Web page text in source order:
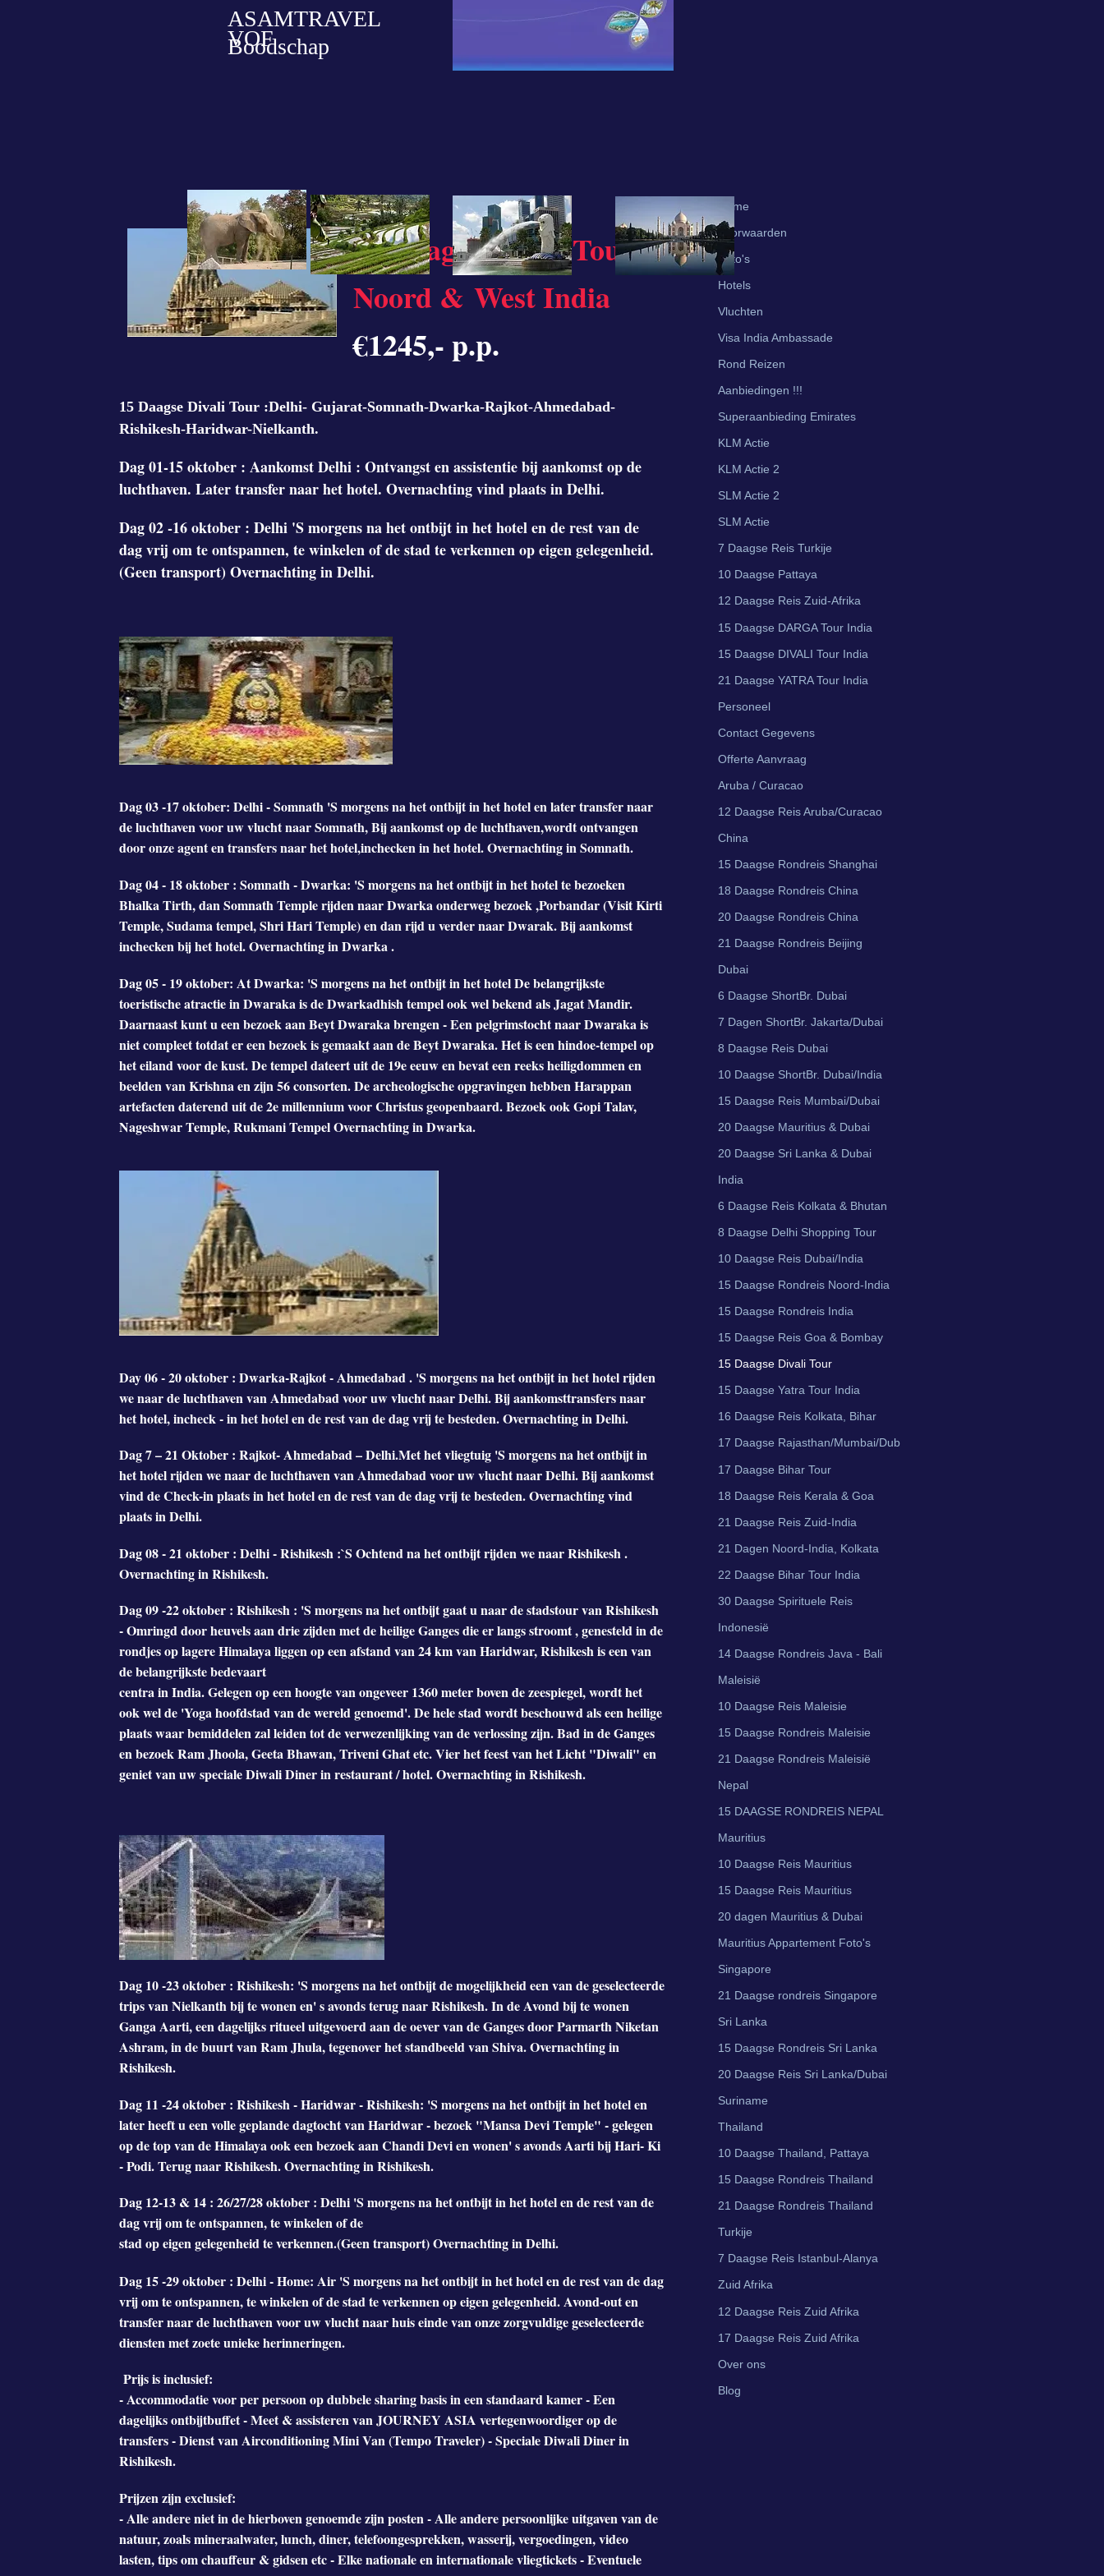
ASAMTRAVEL
VOF
Boodschap
15 DaagseDivali Tour
Noord & West India
€1245,- p.p.
15 Daagse Divali Tour :Delhi- Gujarat-Somnath-Dwarka-Rajkot-Ahmedabad-
Rishikesh-Haridwar-Nielkanth.
Dag 01-15 oktober : Aankomst Delhi : Ontvangst en assistentie bij aankomst op de
luchthaven. Later transfer naar het hotel. Overnachting vind plaats in Delhi.
Dag 02 -16 oktober : Delhi 'S morgens na het ontbijt in het hotel en de rest van de
dag vrij om te ontspannen, te winkelen of de stad te verkennen op eigen gelegenheid.
(Geen transport) Overnachting in Delhi.
Dag 03 -17 oktober: Delhi - Somnath 'S morgens na het ontbijt in het hotel en later transfer naar
de luchthaven voor uw vlucht naar Somnath, Bij aankomst op de luchthaven,wordt ontvangen
door onze agent en transfers naar het hotel,inchecken in het hotel. Overnachting in Somnath.
Dag 04 - 18 oktober : Somnath - Dwarka: 'S morgens na het ontbijt in het hotel te bezoeken
Bhalka Tirth, dan Somnath Temple rijden naar Dwarka onderweg bezoek ,Porbandar (Visit Kirti
Temple, Sudama tempel, Shri Hari Temple) en dan rijd u verder naar Dwarak. Bij aankomst
inchecken bij het hotel. Overnachting in Dwarka .
Dag 05 - 19 oktober: At Dwarka: 'S morgens na het ontbijt in het hotel De belangrijkste
toeristische atractie in Dwaraka is de Dwarkadhish tempel ook wel bekend als Jagat Mandir.
Daarnaast kunt u een bezoek aan Beyt Dwaraka brengen - Een pelgrimstocht naar Dwaraka is
niet compleet totdat er een bezoek is gemaakt aan de Beyt Dwaraka. Het is een hindoe-tempel op
het eiland voor de kust. De tempel dateert uit de 19e eeuw en bevat een reeks heiligdommen en
beelden van Krishna en zijn 56 consorten. De archeologische opgravingen hebben Harappan
artefacten daterend uit de 2e millennium voor Christus geopenbaard. Bezoek ook Gopi Talav,
Nageshwar Temple, Rukmani Tempel Overnachting in Dwarka.
Day 06 - 20 oktober : Dwarka-Rajkot - Ahmedabad . 'S morgens na het ontbijt in het hotel rijden
we naar de luchthaven van Ahmedabad voor uw vlucht naar Delhi. Bij aankomsttransfers naar
het hotel, incheck - in het hotel en de rest van de dag vrij te besteden. Overnachting in Delhi.
Dag 7 – 21 Oktober : Rajkot- Ahmedabad – Delhi.Met het vliegtuig 'S morgens na het ontbijt in
het hotel rijden we naar de luchthaven van Ahmedabad voor uw vlucht naar Delhi. Bij aankomst
vind de Check-in plaats in het hotel en de rest van de dag vrij te besteden. Overnachting vind
plaats in Delhi.
Dag 08 - 21 oktober : Delhi - Rishikesh :`S Ochtend na het ontbijt rijden we naar Rishikesh .
Overnachting in Rishikesh.
Dag 09 -22 oktober : Rishikesh : 'S morgens na het ontbijt gaat u naar de stadstour van Rishikesh
- Omringd door heuvels aan drie zijden met de heilige Ganges die er langs stroomt , genesteld in de
rondjes op lagere Himalaya liggen op een afstand van 24 km van Haridwar, Rishikesh is een van
de belangrijkste bedevaart
centra in India. Gelegen op een hoogte van ongeveer 1360 meter boven de zeespiegel, wordt het
ook wel de 'Yoga hoofdstad van de wereld genoemd'. De hele stad wordt beschouwd als een heilige
plaats waar bemiddelen zal leiden tot de verwezenlijking van de verlossing zijn. Bad in de Ganges
en bezoek Ram Jhoola, Geeta Bhawan, Triveni Ghat etc. Vier het feest van het Licht "Diwali" en
geniet van uw speciale Diwali Diner in restaurant / hotel. Overnachting in Rishikesh.
Dag 10 -23 oktober : Rishikesh: 'S morgens na het ontbijt de mogelijkheid een van de geselecteerde
trips van Nielkanth bij te wonen en' s avonds terug naar Rishikesh. In de Avond bij te wonen
Ganga Aarti, een dagelijks ritueel uitgevoerd aan de oever van de Ganges door Parmarth Niketan
Ashram, in de buurt van Ram Jhula, tegenover het standbeeld van Shiva. Overnachting in
Rishikesh.
Dag 11 -24 oktober : Rishikesh - Haridwar - Rishikesh: 'S morgens na het ontbijt in het hotel en
later heeft u een volle geplande dagtocht van Haridwar - bezoek "Mansa Devi Temple" - gelegen
op de top van de Himalaya ook een bezoek aan Chandi Devi en wonen' s avonds Aarti bij Hari- Ki
- Podi. Terug naar Rishikesh. Overnachting in Rishikesh.
Dag 12-13 & 14 : 26/27/28 oktober : Delhi 'S morgens na het ontbijt in het hotel en de rest van de
dag vrij om te ontspannen, te winkelen of de
stad op eigen gelegenheid te verkennen.(Geen transport) Overnachting in Delhi.
Dag 15 -29 oktober : Delhi - Home: Air 'S morgens na het ontbijt in het hotel en de rest van de dag
vrij om te ontspannen, te winkelen of de stad te verkennen op eigen gelegenheid. Avond-out en
transfer naar de luchthaven voor uw vlucht naar huis einde van onze zorgvuldige geselecteerde
diensten met zoete unieke herinneringen.
Prijs is inclusief:
- Accommodatie voor per persoon op dubbele sharing basis in een standaard kamer - Een
dagelijks ontbijtbuffet - Meet & assisteren van JOURNEY ASIA vertegenwoordiger op de
transfers - Dienst van Airconditioning Mini Van (Tempo Traveler) - Speciale Diwali Diner in
Rishikesh.
Prijzen zijn exclusief:
- Alle andere niet in de hierboven genoemde zijn posten - Alle andere persoonlijke uitgaven van de
natuur, zoals mineraalwater, lunch, diner, telefoongesprekken, wasserij, vergoedingen, video
lasten, tips om chauffeur & gidsen etc - Elke nationale en internationale vliegtickets - Eventuele
Home
Voorwaarden
Foto's
Hotels
Vluchten
Visa India Ambassade
Rond Reizen
Aanbiedingen !!!
Superaanbieding Emirates
KLM Actie
KLM Actie 2
SLM Actie 2
SLM Actie
7 Daagse Reis Turkije
10 Daagse Pattaya
12 Daagse Reis Zuid-Afrika
15 Daagse DARGA Tour India
15 Daagse DIVALI Tour India
21 Daagse YATRA Tour India
Personeel
Contact Gegevens
Offerte Aanvraag
Aruba / Curacao
12 Daagse Reis Aruba/Curacao
China
15 Daagse Rondreis Shanghai
18 Daagse Rondreis China
20 Daagse Rondreis China
21 Daagse Rondreis Beijing
Dubai
6 Daagse ShortBr. Dubai
7 Dagen ShortBr. Jakarta/Dubai
8 Daagse Reis Dubai
10 Daagse ShortBr. Dubai/India
15 Daagse Reis Mumbai/Dubai
20 Daagse Mauritius & Dubai
20 Daagse Sri Lanka & Dubai
India
6 Daagse Reis Kolkata & Bhutan
8 Daagse Delhi Shopping Tour
10 Daagse Reis Dubai/India
15 Daagse Rondreis Noord-India
15 Daagse Rondreis India
15 Daagse Reis Goa & Bombay
15 Daagse Divali Tour
15 Daagse Yatra Tour India
16 Daagse Reis Kolkata, Bihar
17 Daagse Rajasthan/Mumbai/Dub
17 Daagse Bihar Tour
18 Daagse Reis Kerala & Goa
21 Daagse Reis Zuid-India
21 Dagen Noord-India, Kolkata
22 Daagse Bihar Tour India
30 Daagse Spirituele Reis
Indonesië
14 Daagse Rondreis Java - Bali
Maleisië
10 Daagse Reis Maleisie
15 Daagse Rondreis Maleisie
21 Daagse Rondreis Maleisië
Nepal
15 DAAGSE RONDREIS NEPAL
Mauritius
10 Daagse Reis Mauritius
15 Daagse Reis Mauritius
20 dagen Mauritius & Dubai
Mauritius Appartement Foto's
Singapore
21 Daagse rondreis Singapore
Sri Lanka
15 Daagse Rondreis Sri Lanka
20 Daagse Reis Sri Lanka/Dubai
Suriname
Thailand
10 Daagse Thailand, Pattaya
15 Daagse Rondreis Thailand
21 Daagse Rondreis Thailand
Turkije
7 Daagse Reis Istanbul-Alanya
Zuid Afrika
12 Daagse Reis Zuid Afrika
17 Daagse Reis Zuid Afrika
Over ons
Blog